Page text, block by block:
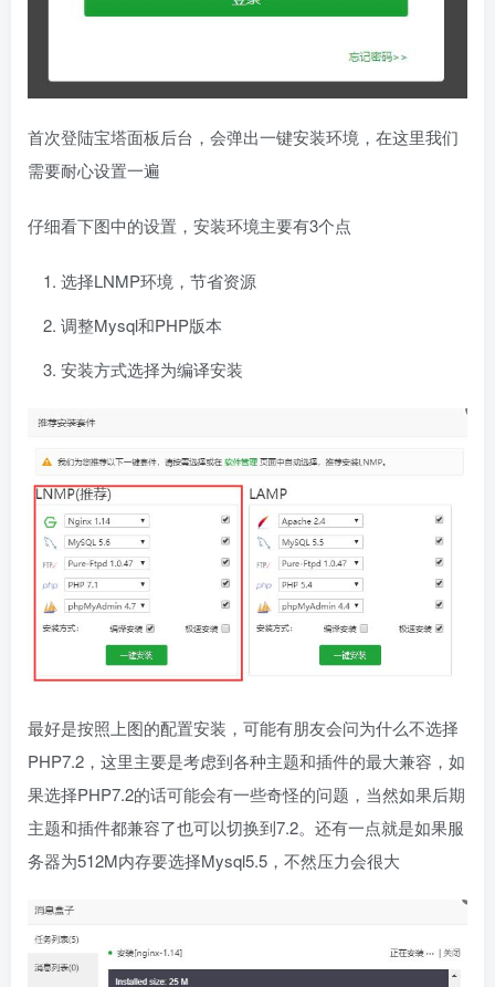
首次登陆宝塔面板后台，会弹出一键安装环境，在这里我们
需要耐心设置一遍
仔细看下图中的设置，安装环境主要有3个点
选择LNMP环境，节省资源
调整Mysql和PHP版本
安装方式选择为编译安装
最好是按照上图的配置安装，可能有朋友会问为什么不选择
PHP7.2，这里主要是考虑到各种主题和插件的最大兼容，如
果选择PHP7.2的话可能会有一些奇怪的问题，当然如果后期
主题和插件都兼容了也可以切换到7.2。还有一点就是如果服
务器为512M内存要选择Mysql5.5，不然压力会很大